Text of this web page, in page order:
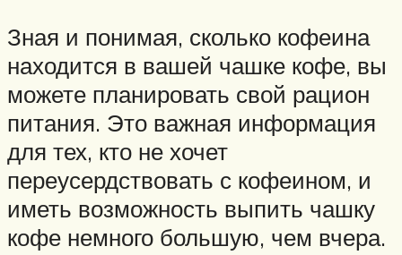
Зная и понимая, сколько кофеина
находится в вашей чашке кофе, вы
можете планировать свой рацион
питания. Это важная информация
для тех, кто не хочет
переусердствовать с кофеином, и
иметь возможность выпить чашку
кофе немного большую, чем вчера.